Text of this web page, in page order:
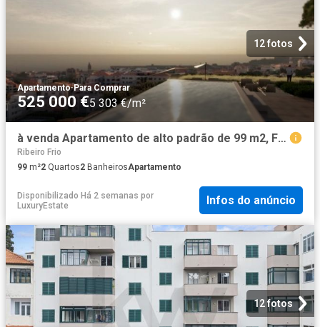
12 fotos
Apartamento·Para Comprar
525 000 €5 303 €/m²
à venda Apartamento de alto padrão de 99 m2, Funchal, Portugal
Ribeiro Frio
99 m²2 Quartos2 BanheirosApartamento
Disponibilizado Há 2 semanas por
LuxuryEstate
Infos do anúncio
12 fotos